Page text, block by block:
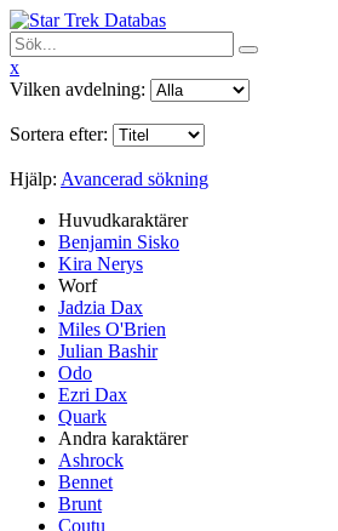
x
Vilken avdelning:
Sortera efter:
Hjälp: Avancerad sökning
Huvudkaraktärer
Benjamin Sisko
Kira Nerys
Worf
Jadzia Dax
Miles O'Brien
Julian Bashir
Odo
Ezri Dax
Quark
Andra karaktärer
Ashrock
Bennet
Brunt
Coutu